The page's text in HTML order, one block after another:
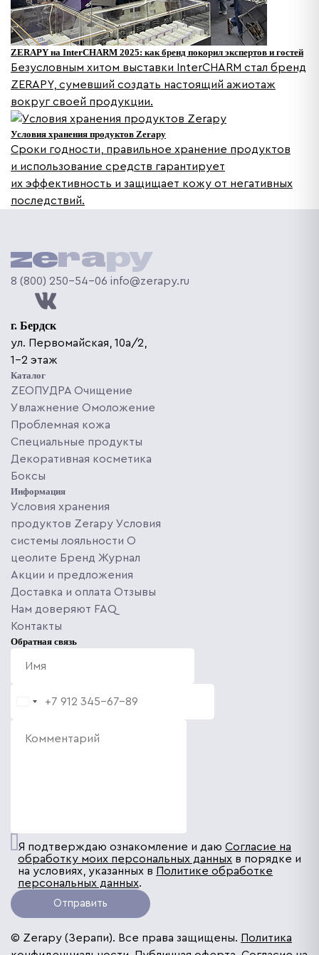
ZERAPY на InterCHARM 2025: как бренд покорил экспертов и гостей
Безусловным хитом выставки InterCHARM стал бренд
ZERAPY, сумевший создать настоящий ажиотаж
вокруг своей продукции.
Условия хранения продуктов Zerapy
Сроки годности, правильное хранение продуктов
и использование средств гарантирует
их эффективность и защищает кожу от негативных
последствий.
8 (800) 250-54-06 info@zerapy.ru
г. Бердск
ул. Первомайская, 10а/2,
1-2 этаж
Каталог
ZEOПУДРА Очищение
Увлажнение Омоложение
Проблемная кожа
Специальные продукты
Декоративная косметика
Боксы
Информация
Условия хранения
продуктов Zerapy Условия
системы лояльности О
цеолите Бренд Журнал
Акции и предложения
Доставка и оплата Отзывы
Нам доверяют FAQ
Контакты
Обратная связь
Я подтверждаю ознакомление и даюСогласие на
обработку моих персональных данных в порядке и
на условиях, указанных в Политике обработке
персональных данных.
Отправить
© Zerapy (Зерапи). Все права защищены. Политика